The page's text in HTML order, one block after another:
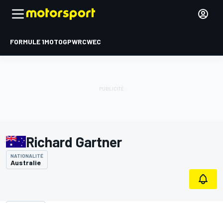
FORMULE 1MOTOGPWRCWEC
Richard Gartner
NATIONALITÉ
Australie